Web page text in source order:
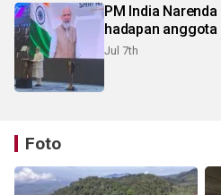
PM India
hadapan anggota
Jul 7th
Foto